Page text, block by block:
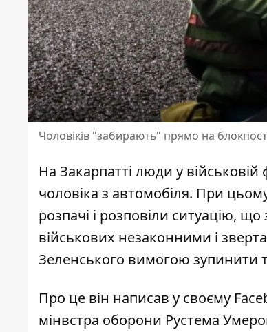
Чоловіків "забирають" прямо на
На Закарпатті люди у
чоловіка з автомобіля. При
розпачі і розповіли ситуацію,
військових незаконними і
Зеленського вимогою зупинити
Про це він написав у своєму
мінвстра оборони Рустема